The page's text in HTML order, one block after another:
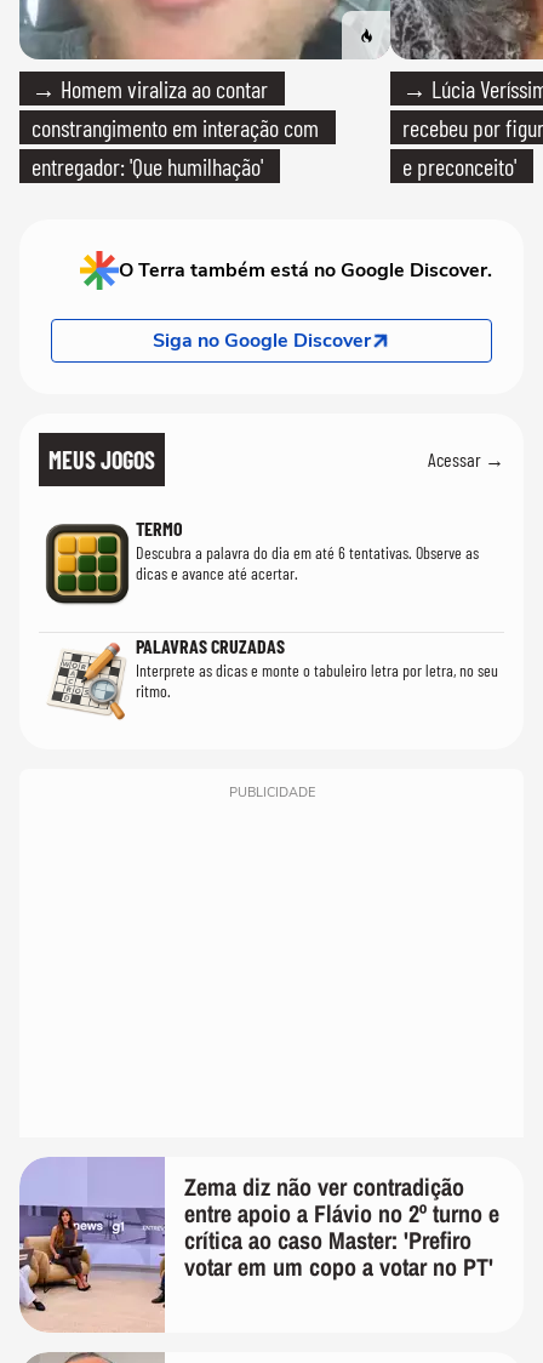
→ Homem viraliza ao contar
constrangimento em interação com
entregador: 'Que humilhação'
→ Lúcia
recebeu por
e preconceito'
O Terra também está no Google Discover.
Siga no Google Discover
MEUS JOGOS Acessar →
TERMO
Descubra a palavra do dia em até 6 tentativas. Observe as
dicas e avance até acertar.
PALAVRAS CRUZADAS
Interprete as dicas e monte o tabuleiro letra por letra, no seu
ritmo.
PUBLICIDADE
Zema diz não ver contradição
entre apoio a Flávio no 2º turno e
crítica ao caso Master: 'Prefiro
votar em um copo a votar no PT'